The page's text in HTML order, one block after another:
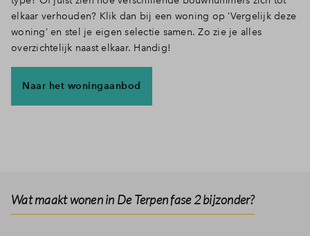
elkaar verhouden? Klik dan bij een woning op ‘Vergelijk deze
woning’ en stel je eigen selectie samen. Zo zie je alles
overzichtelijk naast elkaar. Handig!
Naar het woningaanbod
Wat maakt wonen in De Terpen fase 2 bijzonder?